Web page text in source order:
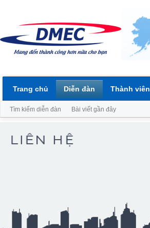
Trang chủ Diễn đàn
Tìm kiếm diễn đàn Bài viết gần đây
Thành viên